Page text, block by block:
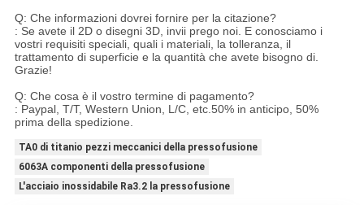
Q: Che informazioni dovrei fornire per la citazione?
: Se avete il 2D o disegni 3D, invii prego noi. E conosciamo i
vostri requisiti speciali, quali i materiali, la tolleranza, il
trattamento di superficie e la quantità che avete bisogno di.
Grazie!
Q: Che cosa è il vostro termine di pagamento?
: Paypal, T/T, Western Union, L/C, etc.50% in anticipo, 50%
prima della spedizione.
TA0 di titanio pezzi meccanici della pressofusione
6063A componenti della pressofusione
L'acciaio inossidabile Ra3.2 la pressofusione